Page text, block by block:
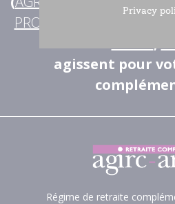
PRO BTP
agissent pour
Régime de retraite
Privacy